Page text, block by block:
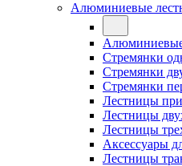
Алюминиевые
Стремянки
Стремянки
Стремянки
Лестницы
Лестницы
Лестницы
Аксессуары
Лестницы